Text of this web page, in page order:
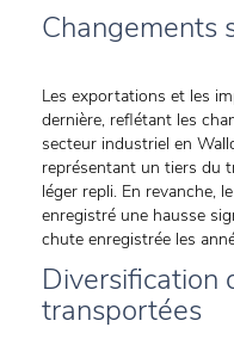
Changements
Les exportations et les
dernière, reflétant les
secteur industriel en
représentant un tiers du
léger repli. En revanche,
enregistré une hausse
chute enregistrée les
Diversification
transportées